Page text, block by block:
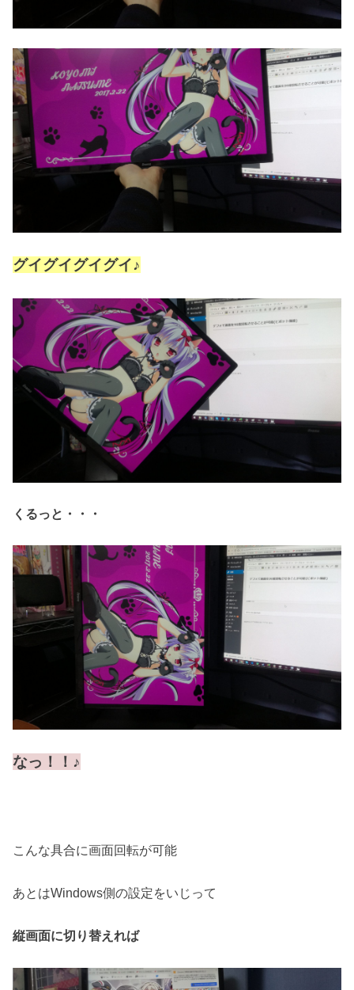
グイグイグイグイ♪
くるっと・・・
なっ！！♪
こんな具合に画面回転が可能
あとはWindows側の設定をいじって
縦画面に切り替えれば